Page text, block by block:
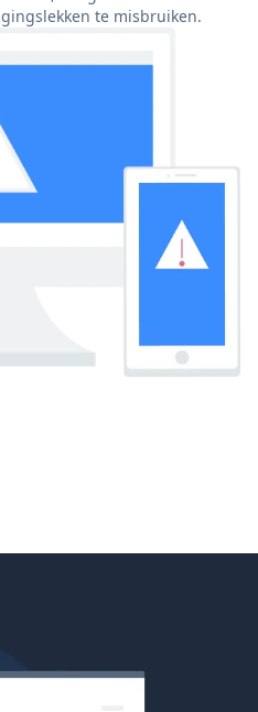
te misbruiken.